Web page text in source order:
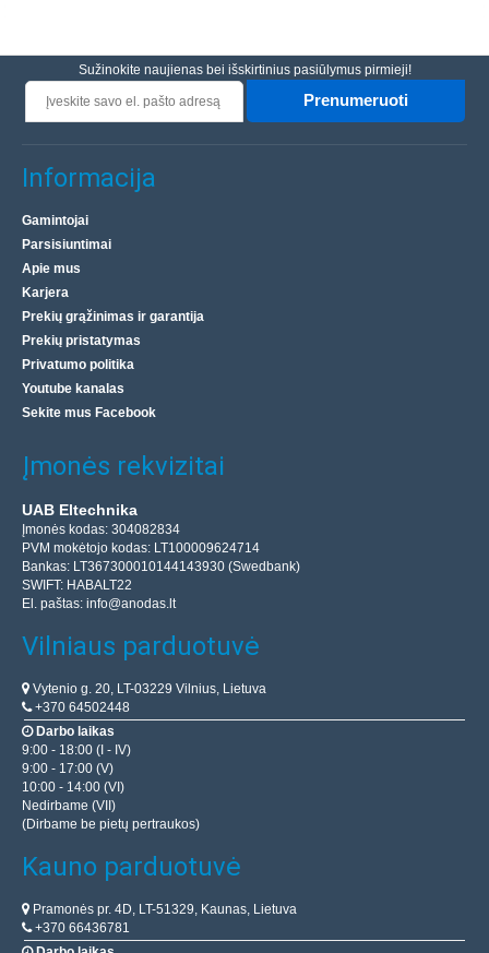
Sužinokite naujienas bei išskirtinius pasiūlymus pirmieji!
Prenumeruoti
Informacija
Gamintojai
Parsisiuntimai
Apie mus
Karjera
Prekių grąžinimas ir garantija
Prekių pristatymas
Privatumo politika
Youtube kanalas
Sekite mus Facebook
Įmonės rekvizitai
UAB Eltechnika
Įmonės kodas: 304082834
PVM mokėtojo kodas: LT100009624714
Bankas: LT367300010144143930 (Swedbank)
SWIFT: HABALT22
El. paštas: info@anodas.lt
Vilniaus parduotuvė
Vytenio g. 20, LT-03229 Vilnius, Lietuva
+370 64502448
Darbo laikas
9:00 - 18:00 (I - IV)
9:00 - 17:00 (V)
10:00 - 14:00 (VI)
Nedirbame (VII)
(Dirbame be pietų pertraukos)
Kauno parduotuvė
Pramonės pr. 4D, LT-51329, Kaunas, Lietuva
+370 66436781